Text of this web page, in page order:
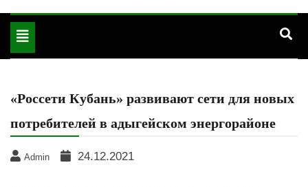
"Дружба" — газета
Красногвардейского района Республики Адыгея
Toggle
navigation
«Россети Кубань» развивают сети для новых
потребителей в адыгейском энергорайоне
Admin 24.12.2021